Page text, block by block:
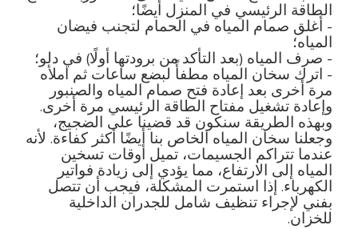
الطاقة الرئيسي في المنزل أيضًا؛
- أغلق صمام المياه في الحمام لتجنب فيضان
المياه؛
- صرف المياه (بعد التأكد من برودتها أولًا) في دلو؛
- اترك سخان المياه مطفأً لبضع ساعات ثم املأه
مرة أخرى بعد إعادة فتح صمام المياه والصنبور
وإعادة تشغيل مفتاح الطاقة الرئيسي مرة أخرى.
وبهذه الطريقة سنكون قد قضينا على الضجيج،
وجعلنا سخان المياه الخاص بنا أيضًا أكثر كفاءة. لأنه
عندما تتراكم الجسيمات، تميل أوقات تسخين
المياه إلى الارتفاع، مما يؤدي إلى زيادة فواتير
الكهرباء. إذا استمرت المشكلة، فيجب أن تتصل
بفني لإجراء تنظيف شامل للجدران الداخلية
للخزان.